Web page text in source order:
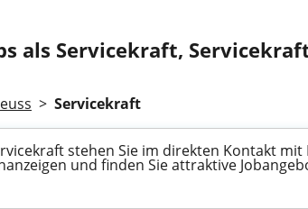
als Servicekraft,
> Servicekraft
stehen Sie im direkten Kontakt
und finden Sie attraktive